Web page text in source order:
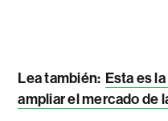
Lea también: Esta es
ampliar el mercado de